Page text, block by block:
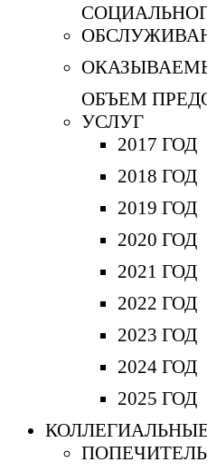
ОБЪЕМ
УСЛУГ
2017 ГОД
2018 ГОД
2019 ГОД
2020 ГОД
2021 ГОД
2022 ГОД
2023 ГОД
2024 ГОД
2025 ГОД